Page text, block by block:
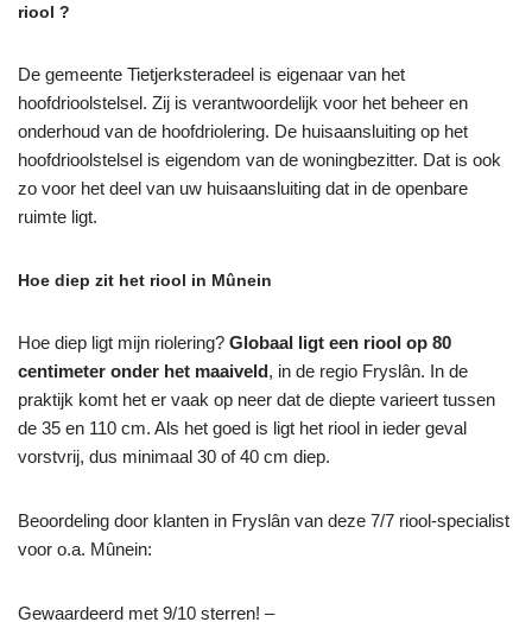
riool ?
De gemeente Tietjerksteradeel is eigenaar van het
hoofdrioolstelsel. Zij is verantwoordelijk voor het beheer en
onderhoud van de hoofdriolering. De huisaansluiting op het
hoofdrioolstelsel is eigendom van de woningbezitter. Dat is ook
zo voor het deel van uw huisaansluiting dat in de openbare
ruimte ligt.
Hoe diep zit het riool in Mûnein
Hoe diep ligt mijn riolering? Globaal ligt een riool op 80
centimeter onder het maaiveld, in de regio Fryslân. In de
praktijk komt het er vaak op neer dat de diepte varieert tussen
de 35 en 110 cm. Als het goed is ligt het riool in ieder geval
vorstvrij, dus minimaal 30 of 40 cm diep.
Beoordeling door klanten in Fryslân van deze 7/7 riool-specialist
voor o.a. Mûnein:
Gewaardeerd met 9/10 sterren! –